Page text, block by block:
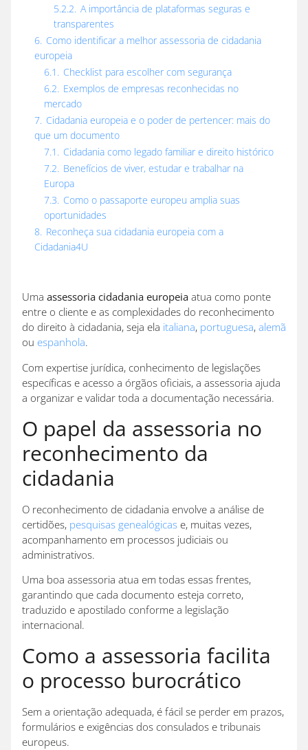
5.2.2. A importância de plataformas seguras e
transparentes
6. Como identificar a melhor assessoria de cidadania
europeia
6.1. Checklist para escolher com segurança
6.2. Exemplos de empresas reconhecidas no
mercado
7. Cidadania europeia e o poder de pertencer: mais do
que um documento
7.1. Cidadania como legado familiar e direito histórico
7.2. Benefícios de viver, estudar e trabalhar na
Europa
7.3. Como o passaporte europeu amplia suas
oportunidades
8. Reconheça sua cidadania europeia com a
Cidadania4U
Uma assessoria cidadania europeia atua como ponte
entre o cliente e as complexidades do reconhecimento
do direito à cidadania, seja ela italiana, portuguesa, alemã
ou espanhola.
Com expertise jurídica, conhecimento de legislações
específicas e acesso a órgãos oficiais, a assessoria ajuda
a organizar e validar toda a documentação necessária.
O papel da assessoria no
reconhecimento da
cidadania
O reconhecimento de cidadania envolve a análise de
certidões, pesquisas genealógicas e, muitas vezes,
acompanhamento em processos judiciais ou
administrativos.
Uma boa assessoria atua em todas essas frentes,
garantindo que cada documento esteja correto,
traduzido e apostilado conforme a legislação
internacional.
Como a assessoria facilita
o processo burocrático
Sem a orientação adequada, é fácil se perder em prazos,
formulários e exigências dos consulados e tribunais
europeus.